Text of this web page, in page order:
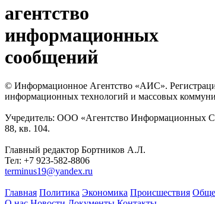
агентство
информационных
сообщений
© Информационное Агентство «АИС».
информационных технологий и массовых
Учредитель: ООО «Агентство Информационных
88, кв. 104.
Главный редактор Бортников А.Л.
Тел: +7 923-582-8806
terminus19@yandex.ru
Главная Политика Экономика Происшествия